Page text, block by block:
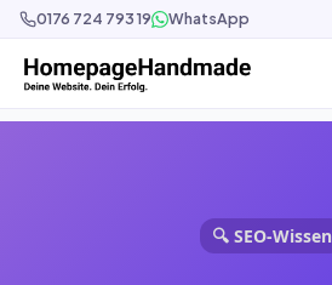
0176 724 793 19 WhatsApp
🔍 SEO-Wissen